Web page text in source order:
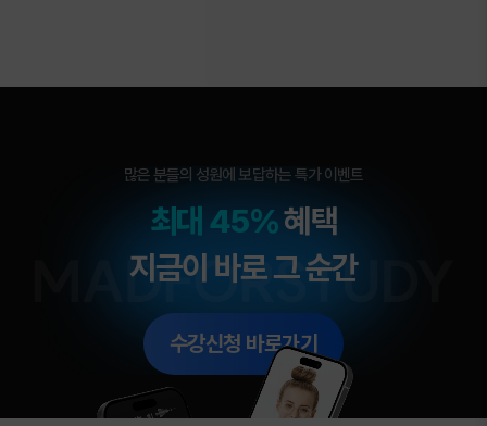
많은 분들의 성원에 보답하는 특가 이벤트
최대 45%혜택
지금이 바로 그 순간
수강신청 바로가기